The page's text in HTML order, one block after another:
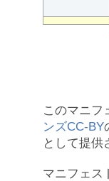
このマニフ
ンズCC-BY
として提供
マニフェス